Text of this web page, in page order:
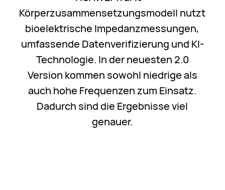
Körperzusammensetzungsmodell nutzt
bioelektrische Impedanzmessungen,
umfassende Datenverifizierung und KI-
Technologie. In der neuesten 2.0
Version kommen sowohl niedrige als
auch hohe Frequenzen zum Einsatz.
Dadurch sind die Ergebnisse viel
genauer.